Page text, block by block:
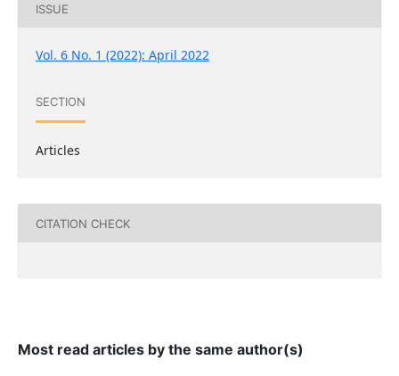
ISSUE
Vol. 6 No. 1 (2022): April 2022
SECTION
Articles
CITATION CHECK
Most read articles by the same author(s)